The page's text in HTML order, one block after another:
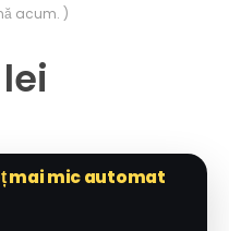
acum. )
lei
mai mic automat